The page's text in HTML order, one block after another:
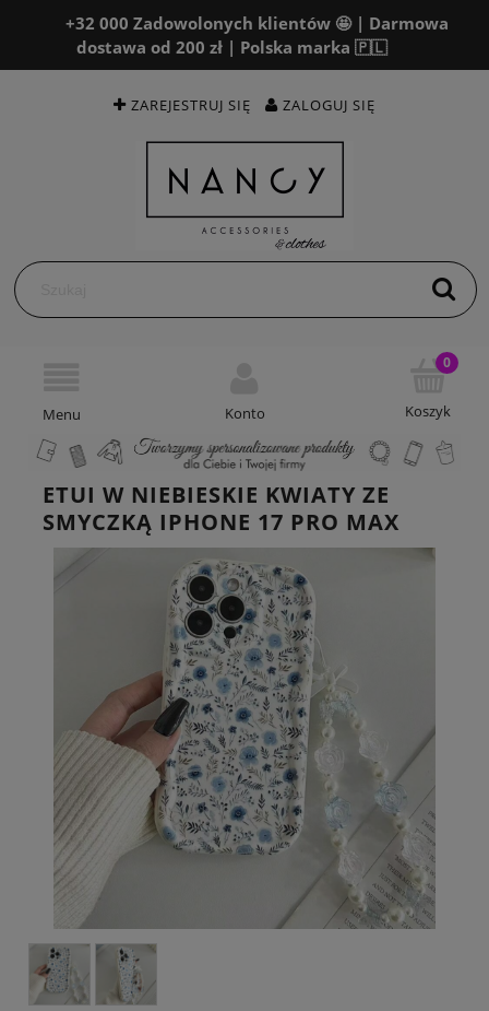
+32 000 Zadowolonych klientów 🤩 | Darmowa
dostawa od 200 zł | Polska marka 🇵🇱
ZAREJESTRUJ SIĘ ZALOGUJ SIĘ
ETUI W NIEBIESKIE KWIATY ZE
SMYCZKĄ IPHONE 17 PRO MAX